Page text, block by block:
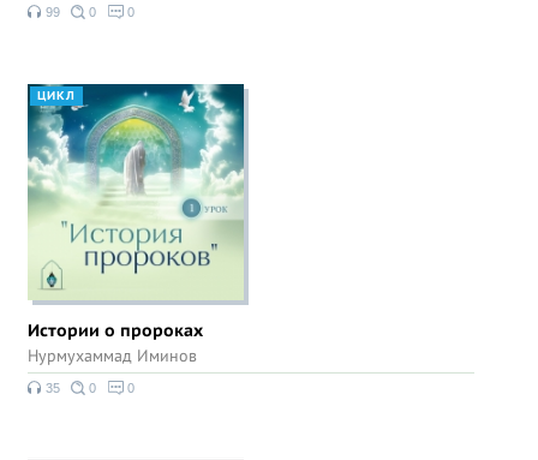
99 0 0
ЦИКЛ
Истории о пророках
Нурмухаммад Иминов
35 0 0